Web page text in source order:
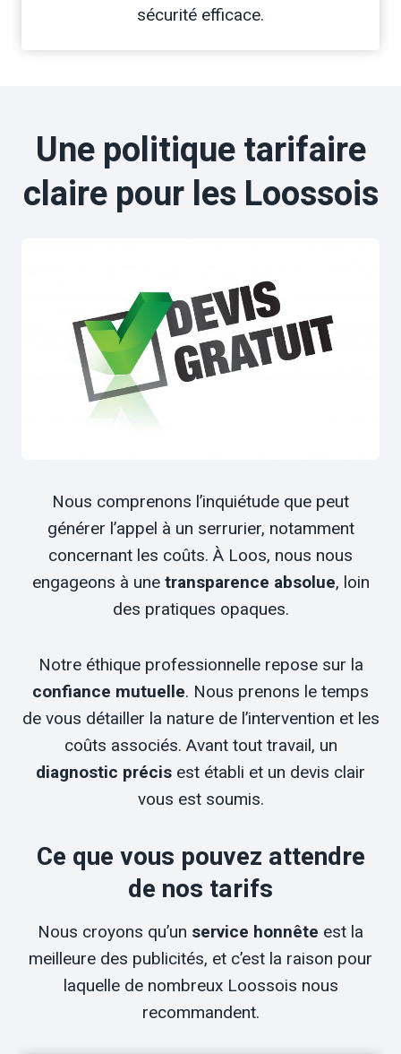
sécurité efficace.
Une politique tarifaire
claire pour les Loossois
Nous comprenons l’inquiétude que peut
générer l’appel à un serrurier, notamment
concernant les coûts. À Loos, nous nous
engageons à une transparence absolue, loin
des pratiques opaques.
Notre éthique professionnelle repose sur la
confiance mutuelle. Nous prenons le temps
de vous détailler la nature de l’intervention et les
coûts associés. Avant tout travail, un
diagnostic précis est établi et un devis clair
vous est soumis.
Ce que vous pouvez attendre
de nos tarifs
Nous croyons qu’un service honnête est la
meilleure des publicités, et c’est la raison pour
laquelle de nombreux Loossois nous
recommandent.